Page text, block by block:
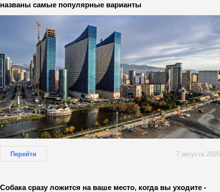
названы самые популярные варианты
Перейти 7 августа 2026
Собака сразу ложится на ваше место, когда вы уходите -